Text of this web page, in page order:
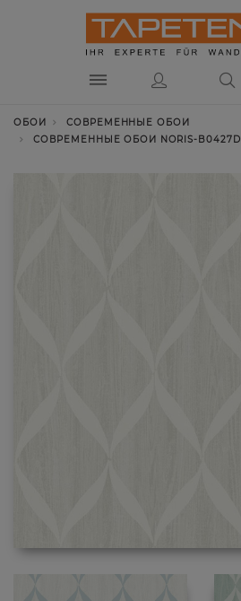
ОБОИ
СОВРЕМЕННЫЕ ОБОИ
СОВРЕМЕННЫЕ ОБОИ NORIS-B0427D